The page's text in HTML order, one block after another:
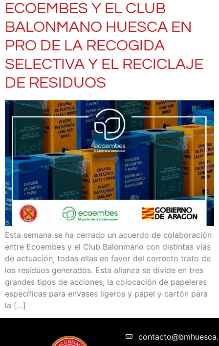
ECOEMBES Y EL CLUB
BALONMANO HUESCA EN
PRO DE LA RECOGIDA
SELECTIVA Y EL RECICLAJE
DE RESIDUOS
Esta semana se ha cerrado un acuerdo de colaboración
entre Ecoembes y el Club Balonmano con distintas vías
de actuación, todas ellas en favor del correcto trato de
los residuos generados. Esta alianza se divide en tres
grandes tipos de acciones, la colocación de papeleras
específicas para envases ligeros y papel y cartón para
la […]